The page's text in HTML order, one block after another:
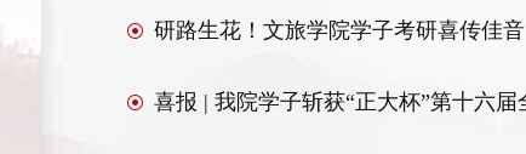
研路生花！文旅学院学子考研喜传佳音